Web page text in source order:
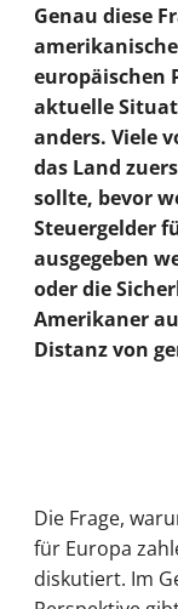
Genau diese
europäischen
aktuelle
anders. Viele
das Land
sollte, bevor
Steuergelder
ausgegeben
oder die
Amerikaner
Distanz von
Die Frage,
für Europa
diskutiert. Im